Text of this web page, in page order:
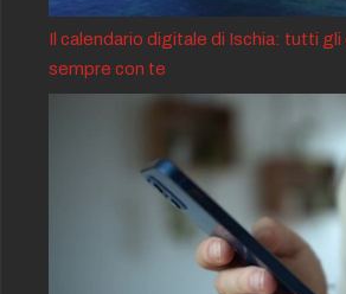
Il calendario digitale di Ischia: tutti gli
sempre con te